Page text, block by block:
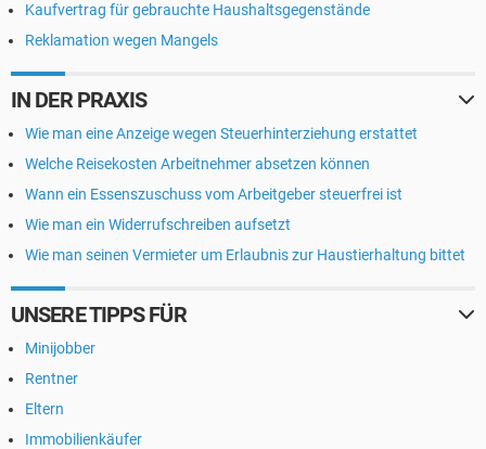
Kaufvertrag für gebrauchte Haushaltsgegenstände
Reklamation wegen Mangels
IN DER PRAXIS
Wie man eine Anzeige wegen Steuerhinterziehung erstattet
Welche Reisekosten Arbeitnehmer absetzen können
Wann ein Essenszuschuss vom Arbeitgeber steuerfrei ist
Wie man ein Widerrufschreiben aufsetzt
Wie man seinen Vermieter um Erlaubnis zur Haustierhaltung bittet
UNSERE TIPPS FÜR
Minijobber
Rentner
Eltern
Immobilienkäufer